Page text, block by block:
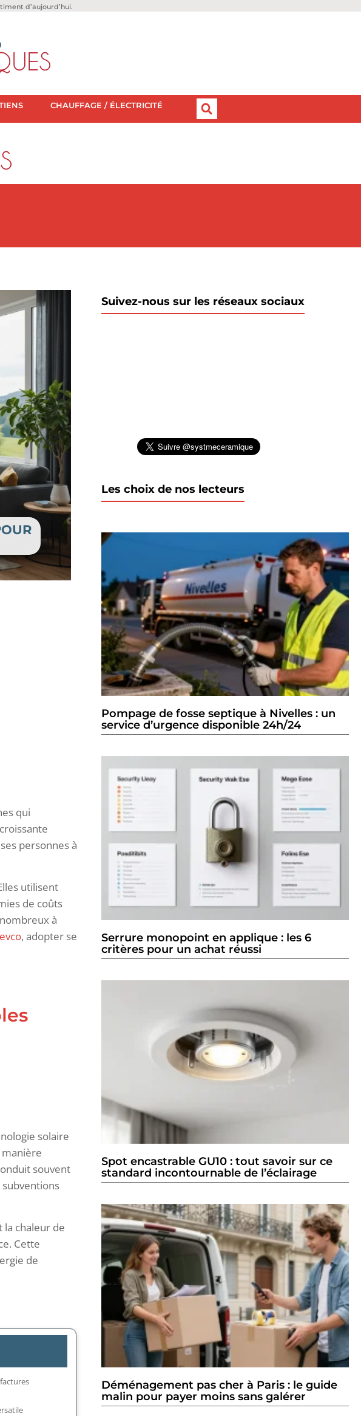
d’aujourd’hui.
CHAUFFAGE / ÉLECTRICITÉ
qui
personnes à
utilisent
de coûts
à
, adopter se
solaire
souvent
la chaleur de
Cette
de
Suivez-nous sur les réseaux sociaux
Les choix de nos lecteurs
Pompage de fosse septique à Nivelles : un
service d’urgence disponible 24h/24
Serrure monopoint en applique : les 6
critères pour un achat réussi
Spot encastrable GU10 : tout savoir sur ce
standard incontournable de l’éclairage
Déménagement pas cher à Paris : le guide
malin pour payer moins sans galérer